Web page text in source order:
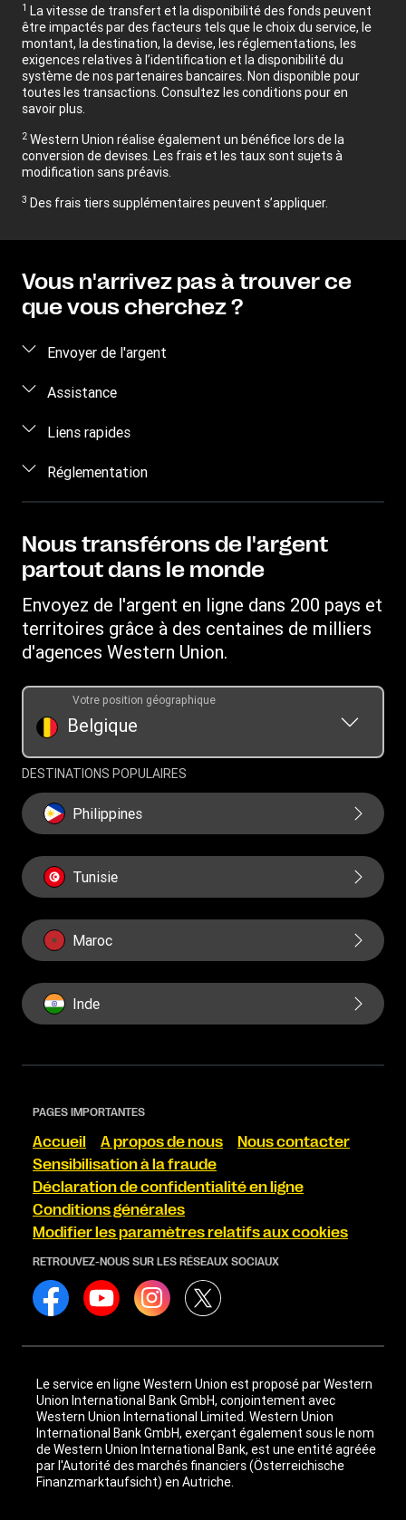
1 La vitesse de transfert et la disponibilité des fonds peuvent
être impactés par des facteurs tels que le choix du service, le
montant, la destination, la devise, les réglementations, les
exigences relatives à l’identification et la disponibilité du
système de nos partenaires bancaires. Non disponible pour
toutes les transactions. Consultez les conditions pour en
savoir plus.
2 Western Union réalise également un bénéfice lors de la
conversion de devises. Les frais et les taux sont sujets à
modification sans préavis.
3 Des frais tiers supplémentaires peuvent s’appliquer.
Vous n'arrivez pas à trouver ce
que vous cherchez ?
Envoyer de l'argent
Envoyer de l'argent
Devis
Assistance
Foire aux questions
Liens rapides
Se connecter/S'inscrire
Devenir agent
Suivre un transfert
Télécharger l'application
Convertisseur de devises
Programme - Parrainer un ami
Réglementation
Déclaration de confidentialité en ligne
Conditions générales
Informations sur les cookies
Nous transférons de l'argent
partout dans le monde
Envoyez de l'argent en ligne dans 200 pays et
territoires grâce à des centaines de milliers
d'agences Western Union.
Belgique
Votre position géographique
DESTINATIONS POPULAIRES
Philippines
Tunisie
Maroc
Inde
PAGES IMPORTANTES
Accueil A propos de nous
Nous contacter
Sensibilisation à la fraude
Déclaration de confidentialité en ligne
Conditions générales
Modifier les paramètres relatifs aux cookies
RETROUVEZ-NOUS SUR LES RÉSEAUX SOCIAUX
Le service en ligne Western Union est proposé par Western
Union International Bank GmbH, conjointement avec
Western Union International Limited. Western Union
International Bank GmbH, exerçant également sous le nom
de Western Union International Bank, est une entité agréée
par l'Autorité des marchés financiers (Österreichische
Finanzmarktaufsicht) en Autriche.